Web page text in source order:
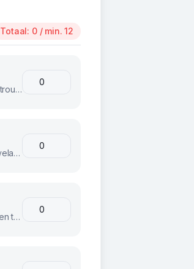
Totaal: 0/ min. 12
Klassieke stadsfietsen, perfect voor groepsuitjes en bedrijfsevents. Betrouwbaar en comfortabel voor iedereen.
E-bikes voor moeiteloos fietsen. Ideaal voor langere afstanden of heuvelachtig terrein.
Stoere fatbikes voor avontuurlijke groepen. Geschikt voor strand, bos en terrein.